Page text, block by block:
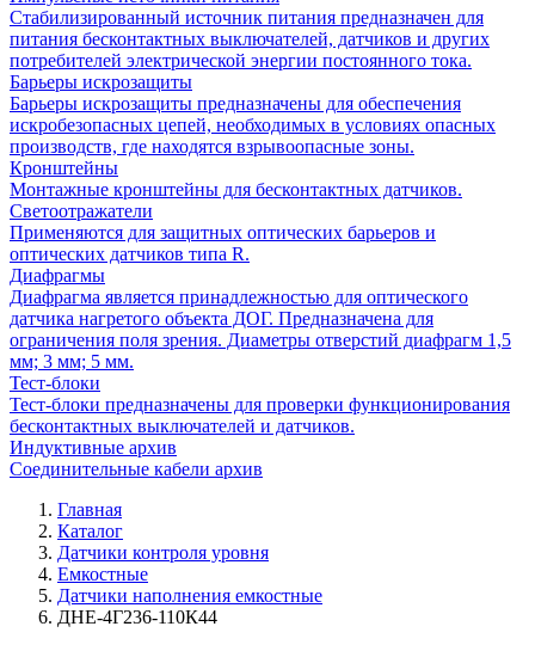
Стабилизированный источник питания предназначен для
питания бесконтактных выключателей, датчиков и других
потребителей электрической энергии постоянного тока.
Барьеры искрозащиты
Барьеры искрозащиты предназначены для обеспечения
искробезопасных цепей, необходимых в условиях опасных
производств, где находятся взрывоопасные зоны.
Кронштейны
Монтажные кронштейны для бесконтактных датчиков.
Светоотражатели
Применяются для защитных оптических барьеров и
оптических датчиков типа R.
Диафрагмы
Диафрагма является принадлежностью для оптического
датчика нагретого объекта ДОГ. Предназначена для
ограничения поля зрения. Диаметры отверстий диафрагм 1,5
мм; 3 мм; 5 мм.
Тест-блоки
Тест-блоки предназначены для проверки функционирования
бесконтактных выключателей и датчиков.
Индуктивные архив
Соединительные кабели архив
Главная
Каталог
Датчики контроля уровня
Емкостные
Датчики наполнения емкостные
ДНЕ-4Г236-110К44